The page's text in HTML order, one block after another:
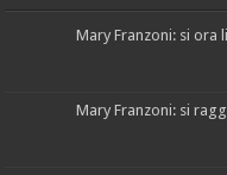
Mary Franzoni: si ora
Mary Franzoni: si